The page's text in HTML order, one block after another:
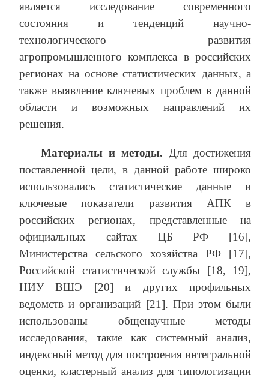
является исследование современного
состояния и тенденций научно-
технологического развития
агропромышленного комплекса в российских
регионах на основе статистических данных, а
также выявление ключевых проблем в данной
области и возможных направлений их
решения.
Материалы и методы. Для достижения
поставленной цели, в данной работе широко
использовались статистические данные и
ключевые показатели развития АПК в
российских регионах, представленные на
официальных сайтах ЦБ РФ [16],
Министерства сельского хозяйства РФ [17],
Российской статистической службы [18, 19],
НИУ ВШЭ [20] и других профильных
ведомств и организаций [21]. При этом были
использованы общенаучные методы
исследования, такие как системный анализ,
индексный метод для построения интегральной
оценки, кластерный анализ для типологизации